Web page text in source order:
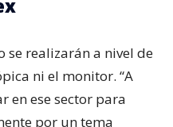
se realizarán a nivel de
ni el monitor. “A
en ese sector para
por un tema